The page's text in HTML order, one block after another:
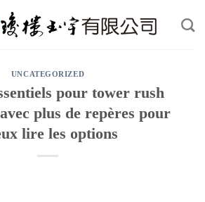
UNCATEGORIZED
pour tower rush
plus de repères pour
lire les options